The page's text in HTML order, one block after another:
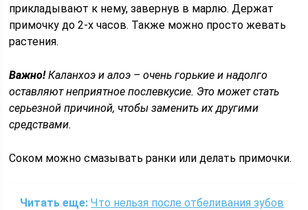
прикладывают к нему, завернув в марлю. Держат
примочку до 2-х часов. Также можно просто жевать
растения.
Важно!Каланхоэ и алоэ – очень горькие и надолго
оставляют неприятное послевкусие. Это может стать
серьезной причиной, чтобы заменить их другими
средствами.
Соком можно смазывать ранки или делать примочки.
Читать еще: Что нельзя после отбеливания зубов